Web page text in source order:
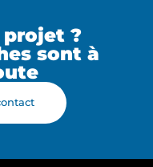
projet ?
sont à